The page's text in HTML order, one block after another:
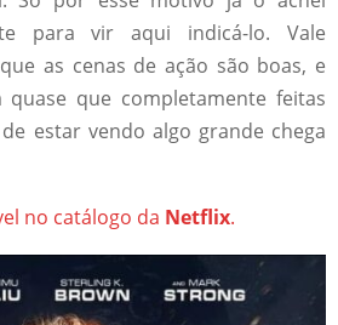
para vir aqui indicá-lo. Vale
as cenas de ação são boas, e
que completamente feitas
estar vendo algo grande chega
no catálogo da Netflix.